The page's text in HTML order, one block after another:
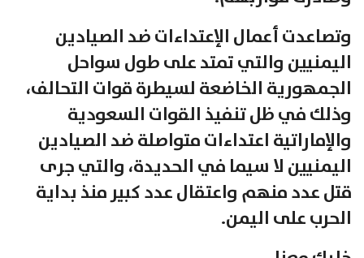
وتصاعدت أعمال الإعتداءات ضد الصيادين
اليمنيين والتي تمتد على طول سواحل
الجمهورية الخاضعة لسيطرة قوات التحالف،
وذلك في ظل تنفيذ القوات السعودية
والإماراتية اعتداءات متواصلة ضد الصيادين
اليمنيين لا سيما في الحديدة، والتي جرى
قتل عدد منهم واعتقال عدد كبير منذ بداية
الحرب على اليمن.